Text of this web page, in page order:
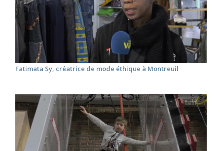
Fatimata Sy, créatrice de mode éthique à Montreuil